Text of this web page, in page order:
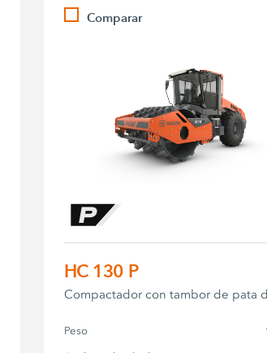
Comparar
HC 130 P
Compactador con tambor de pata
Peso